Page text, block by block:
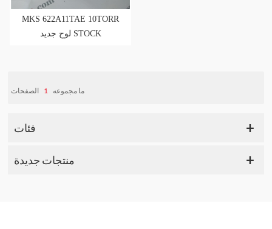
MKS 622A11TAE 10TORR
لوح جديد STOCK
ما مجموعه 1 الصفحات
فئات
منتجات جديدة